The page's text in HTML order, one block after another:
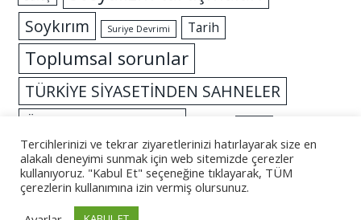
Soykırım Suriye Devrimi Tarih
Toplumsal sorunlar
TÜRKİYE SİYASETİNDEN SAHNELER
Özgürlük mücadelesi
© 2026 - Altüst
Tercihlerinizi ve tekrar ziyaretlerinizi hatırlayarak size en
alakalı deneyimi sunmak için web sitemizde çerezler
kullanıyoruz. "Kabul Et" seçeneğine tıklayarak, TÜM
çerezlerin kullanımına izin vermiş olursunuz.